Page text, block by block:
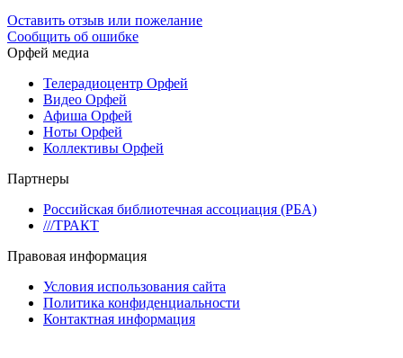
Оставить отзыв или пожелание
Сообщить об ошибке
Орфей медиа
Телерадиоцентр Орфей
Видео Орфей
Афиша Орфей
Ноты Орфей
Коллективы Орфей
Партнеры
Российская библиотечная ассоциация (РБА)
///ТРАКТ
Правовая информация
Условия использования сайта
Политика конфиденциальности
Контактная информация